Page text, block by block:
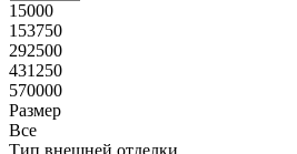
15000
153750
292500
431250
570000
Размер
Все
Тип внешней отделки